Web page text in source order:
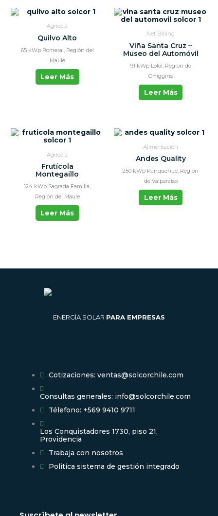
Agrícola
Quilvo Alto
65 kWp Romeral, Región del
Maule
Leer Más
Net Billing
Viña Santa Cruz –
Museo del Automóvil
91 kWp Lolol, Región de
OHiggins
Leer Más
Agrícola
Frutícola
Montegaillo
124 kWp Sagrada Familia,
Región del Maule
Leer Más
Alimentación
Andes Quality
250 kWp Panquehue, Región
de Valparaiso
Leer Más
ENERGÍA SOLAR PARA EMPRESAS
Cotizaciones: ventas@solcorchile.com
Consultas generales: info@solcorchile.com
Télefono: +569 9410 9711
Los Conquistadores 1730, piso 21,
Providencia
Trabaja con nosotros
Politica sistema de gestión integrado